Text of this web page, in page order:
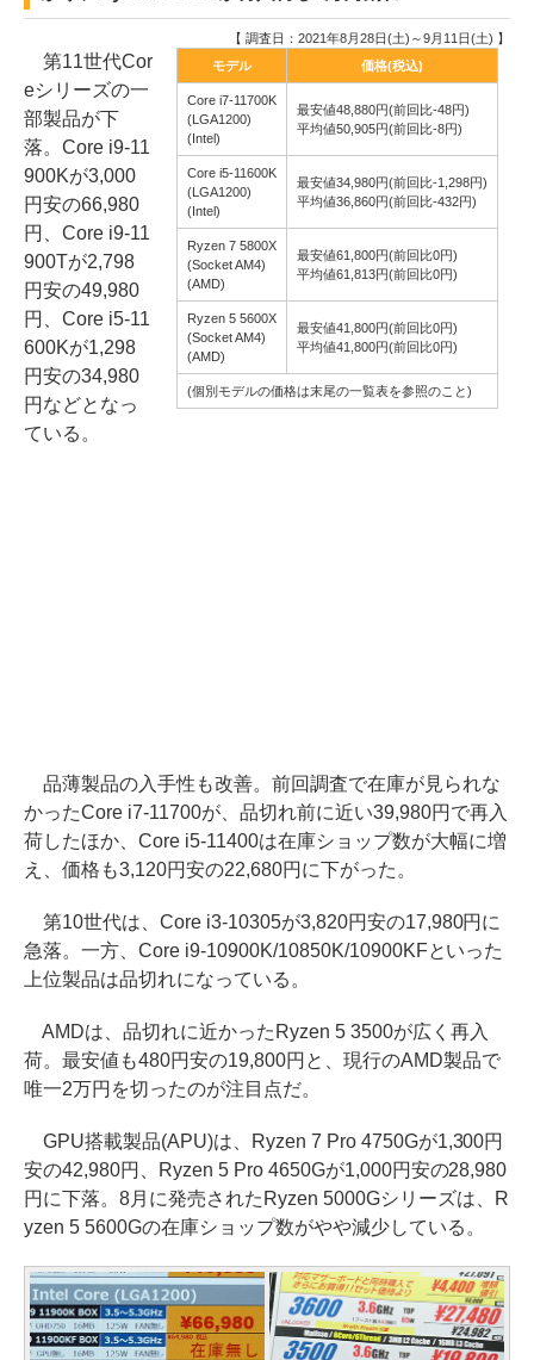
【 調査日：2021年8月28日(土)～9月11日(土) 】
モデル
価格(税込)
Core i7-11700K
(LGA1200)
(Intel)
最安値48,880円(前回比-48円)
平均値50,905円(前回比-8円)
Core i5-11600K
(LGA1200)
(Intel)
最安値34,980円(前回比-1,298円)
平均値36,860円(前回比-432円)
Ryzen 7 5800X
(Socket AM4)
(AMD)
最安値61,800円(前回比0円)
平均値61,813円(前回比0円)
Ryzen 5 5600X
(Socket AM4)
(AMD)
最安値41,800円(前回比0円)
平均値41,800円(前回比0円)
(個別モデルの価格は末尾の一覧表を参照のこと)
第11世代Cor
eシリーズの一
部製品が下
落。Core i9-11
900Kが3,000
円安の66,980
円、Core i9-11
900Tが2,798
円安の49,980
円、Core i5-11
600Kが1,298
円安の34,980
円などとなっ
ている。
品薄製品の入手性も改善。前回調査で在庫が見られな
かったCore i7-11700が、品切れ前に近い39,980円で再入
荷したほか、Core i5-11400は在庫ショップ数が大幅に増
え、価格も3,120円安の22,680円に下がった。
第10世代は、Core i3-10305が3,820円安の17,980円に
急落。一方、Core i9-10900K/10850K/10900KFといった
上位製品は品切れになっている。
AMDは、品切れに近かったRyzen 5 3500が広く再入
荷。最安値も480円安の19,800円と、現行のAMD製品で
唯一2万円を切ったのが注目点だ。
GPU搭載製品(APU)は、Ryzen 7 Pro 4750Gが1,300円
安の42,980円、Ryzen 5 Pro 4650Gが1,000円安の28,980
円に下落。8月に発売されたRyzen 5000Gシリーズは、R
yzen 5 5600Gの在庫ショップ数がやや減少している。